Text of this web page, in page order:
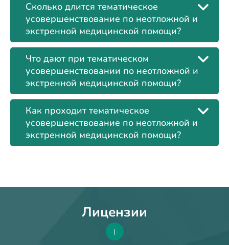
Сколько длится тематическое
усовершенствование по неотложной и
экстренной медицинской помощи?
Что дают при тематическом
усовершенствовании по неотложной и
экстренной медицинской помощи?
Как проходит тематическое
усовершенствование по неотложной и
экстренной медицинской помощи?
Лицензии
+